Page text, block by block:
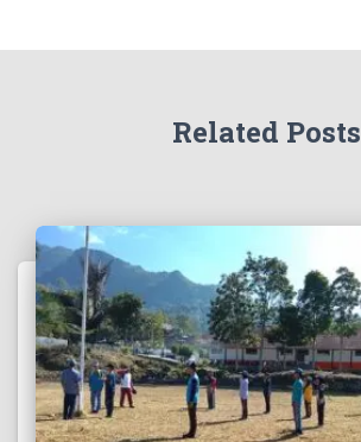
Related Posts